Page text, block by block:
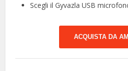
Scegli il Gyvazla USB
ACQUISTA DA